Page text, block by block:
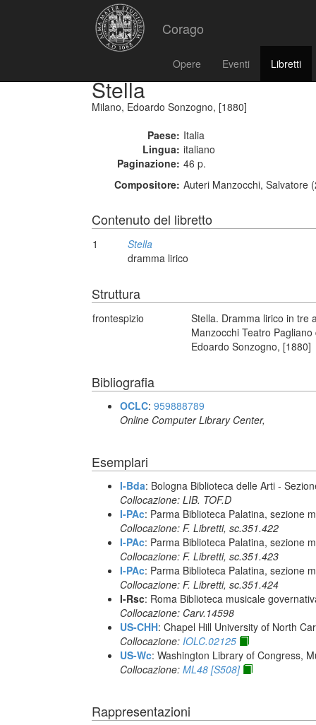
Corago
Opere Eventi Libretti
Stella
Milano, Edoardo Sonzogno, [1880]
Paese: Italia
Lingua: italiano
Paginazione: 46 p.
Compositore: Auteri Manzocchi, Salvatore
Contenuto del libretto
1
Stella
dramma lirico
Struttura
frontespizio
Stella. Dramma lirico in tre
Manzocchi Teatro
Edoardo Sonzogno, [1880]
Bibliografia
OCLC: 959888789
Online Computer Library Center,
Esemplari
I-Bda: Bologna Biblioteca delle Arti -
Collocazione: LIB. TOF.D
I-PAc: Parma Biblioteca Palatina, sezione
Collocazione: F. Libretti, sc.351.422
I-PAc: Parma Biblioteca Palatina, sezione
Collocazione: F. Libretti, sc.351.423
I-PAc: Parma Biblioteca Palatina, sezione
Collocazione: F. Libretti, sc.351.424
I-Rsc: Roma Biblioteca musicale
Collocazione: Carv.14598
US-CHH: Chapel Hill University of North
Collocazione: IOLC.02125
US-Wc: Washington Library of Congress,
Collocazione: ML48 [S508]
Rappresentazioni